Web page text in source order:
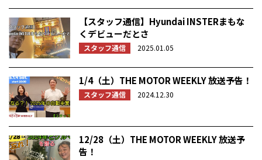
【スタッフ通信】Hyundai INSTERまもな
くデビューだとさ
スタッフ通信 2025.01.05
1/4（土）THE MOTOR WEEKLY 放送予告！
スタッフ通信 2024.12.30
12/28（土）THE MOTOR WEEKLY 放送予
告！